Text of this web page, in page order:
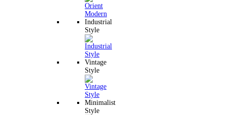
Industrial
Style
Vintage
Style
Minimalist
Style